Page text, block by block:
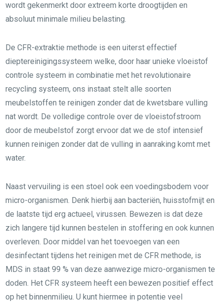
wordt gekenmerkt door extreem korte droogtijden en
absoluut minimale milieu belasting.
De CFR-extraktie methode is een uiterst effectief
dieptereinigingssysteem welke, door haar unieke vloeistof
controle systeem in combinatie met het revolutionaire
recycling systeem, ons instaat stelt alle soorten
meubelstoffen te reinigen zonder dat de kwetsbare vulling
nat wordt. De volledige controle over de vloeistofstroom
door de meubelstof zorgt ervoor dat we de stof intensief
kunnen reinigen zonder dat de vulling in aanraking komt met
water.
Naast vervuiling is een stoel ook een voedingsbodem voor
micro-organismen. Denk hierbij aan bacteriën, huisstofmijt en
de laatste tijd erg actueel, virussen. Bewezen is dat deze
zich langere tijd kunnen bestelen in stoffering en ook kunnen
overleven. Door middel van het toevoegen van een
desinfectant tijdens het reinigen met de CFR methode, is
MDS in staat 99 % van deze aanwezige micro-organismen te
doden. Het CFR systeem heeft een bewezen positief effect
op het binnenmilieu. U kunt hiermee in potentie veel